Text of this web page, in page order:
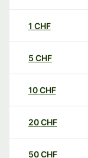
1 CHF
5 CHF
10CHF
20CHF
50CHF